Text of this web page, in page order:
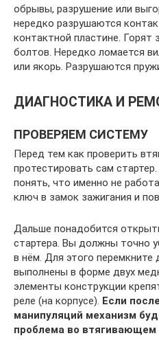
обрывы, разрушение или
нередко разрушаются
контактной пластине.
болтов. Нередко ломается
или якорь. Разрушаются
ДИАГНОСТИКА И
ПРОВЕРЯЕМ СИСТЕМУ
Перед тем как проверить
протестировать сам
понять, что именно не
ключ в замок зажигания и
Дальше понадобится
стартера. Вы должны точно
в нём. Для этого перемкните
выполнены в форме двух
элементы конструкции
реле (на корпусе). Если
манипуляций механизм
проблема во втягивающем